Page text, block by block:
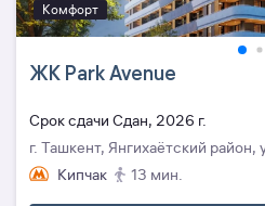
Комфорт
ЖК Park Avenue
Cрок сдачи Сдан, 2026 г.
г. Ташкент, Янгихаётский район,
Кипчак
13 мин.